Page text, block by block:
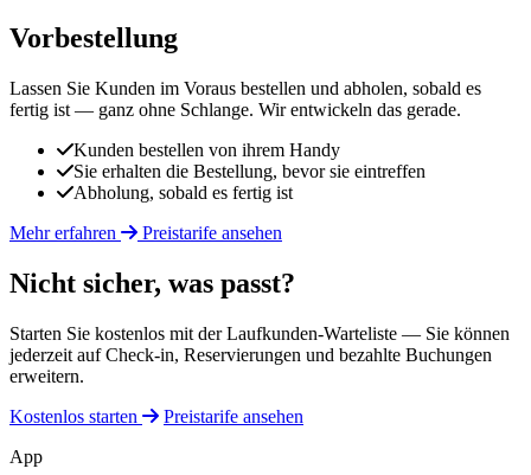
Vorbestellung
Lassen Sie Kunden im Voraus bestellen und abholen, sobald es
fertig ist — ganz ohne Schlange. Wir entwickeln das gerade.
Kunden bestellen von ihrem Handy
Sie erhalten die Bestellung, bevor sie eintreffen
Abholung, sobald es fertig ist
Mehr erfahren
Preistarife ansehen
Nicht sicher, was passt?
Starten Sie kostenlos mit der Laufkunden-Warteliste — Sie können
jederzeit auf Check-in, Reservierungen und bezahlte Buchungen
erweitern.
Kostenlos starten
Preistarife ansehen
App